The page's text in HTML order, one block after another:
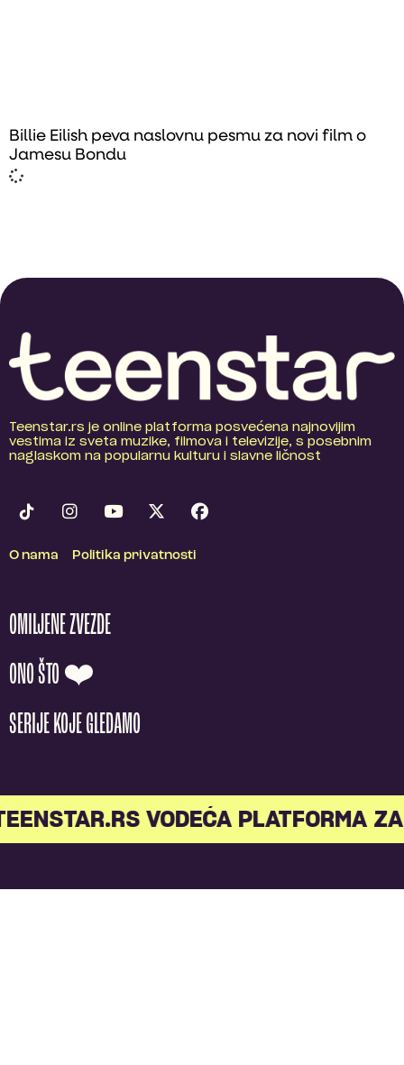
Billie Eilish peva naslovnu pesmu za novi film o
Jamesu Bondu
Teenstar.rs je online platforma posvećena najnovijim
vestima iz sveta muzike, filmova i televizije, s posebnim
naglaskom na popularnu kulturu i slavne ličnost
O nama Politika privatnosti
OMILJENE ZVEZDE
ONO ŠTO ❤️
SERIJE KOJE GLEDAMO
VODEĆA PLATFORMA ZA